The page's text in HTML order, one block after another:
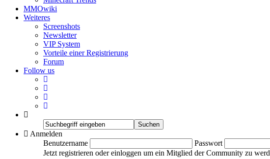
MMOwiki
Weiteres
Screenshots
Newsletter
VIP System
Vorteile einer Registrierung
Forum
Follow us
Anmelden
Benutzername
Passwort
Jetzt registrieren oder einloggen um ein Mitglied der Community zu